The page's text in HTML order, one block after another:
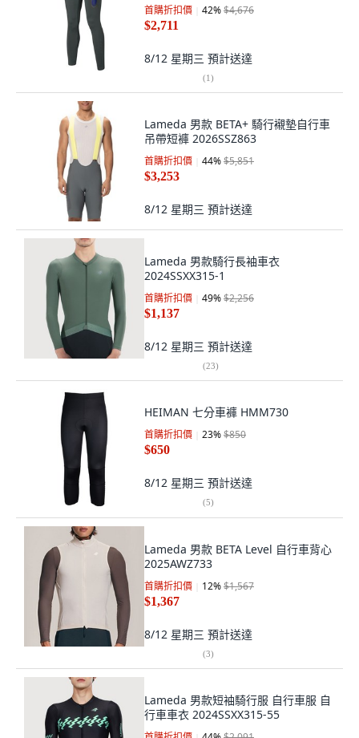
首購折扣價 42%$4,676
$2,711
8/12 星期三 預計送達
(1)
Lameda 男款 BETA+ 騎行襯墊自行車
吊帶短褲 2026SSZ863
首購折扣價 44%$5,851
$3,253
8/12 星期三 預計送達
Lameda 男款騎行長袖車衣
2024SSXX315-1
首購折扣價 49%$2,256
$1,137
8/12 星期三 預計送達
(23)
HEIMAN 七分車褲 HMM730
首購折扣價 23%$850
$650
8/12 星期三 預計送達
(5)
Lameda 男款 BETA Level 自行車背心
2025AWZ733
首購折扣價 12%$1,567
$1,367
8/12 星期三 預計送達
(3)
Lameda 男款短袖騎行服 自行車服 自
行車車衣 2024SSXX315-55